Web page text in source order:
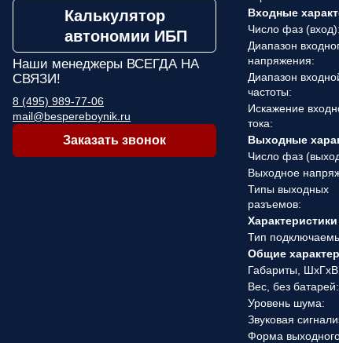
Калькулятор
автономии ИБП
Наши менеджеры ВСЕГДА НА
СВЯЗИ!
8 (495) 989-77-06
mail@bespereboynik.ru
Заказать звонок
Входные
Число фаз (вход):
Диапазон
напряжения:
Диапазон
частоты:
Искажение
тока:
Выходные
Число фаз
Выходное
Типы выходных
разъемов:
Тип
Общие
Габариты,
Вес, без батарей:
Уровень шума:
Звуковая
Форма